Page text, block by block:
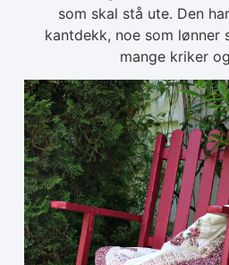
som skal stå ute. Den
kantdekk, noe som lønner
mange kriker